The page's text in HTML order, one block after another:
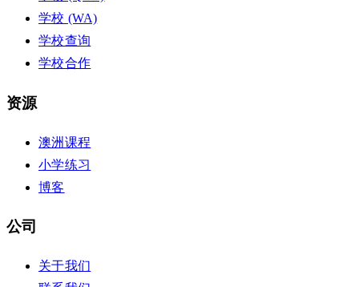
学校 (WA)
学校查询
学校合作
资源
澳洲课程
小学练习
博客
公司
关于我们